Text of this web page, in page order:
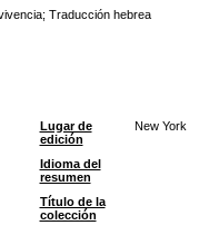
; Traducción hebrea
Lugar de
edición
New York
Idioma del
resumen
Título de la
colección